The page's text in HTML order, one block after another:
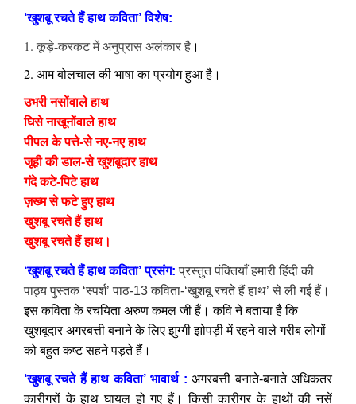
‘खुशबू रचते हैं हाथ कविता’ विशेष:
1. कूड़े-करकट में अनुप्रास अलंकार है ।
2. आम बोलचाल की भाषा का प्रयोग हुआ है।
उभरी नसोंवाले हाथ
घिसे नाखूनोंवाले हाथ
पीपल के पत्ते-से नए-नए हाथ
जूही की डाल-से खुशबूदार हाथ
गंदे कटे-पिटे हाथ
ज़ख्म से फटे हुए हाथ
खुशबू रचते हैं हाथ
खुशबू रचते हैं हाथ।
‘खुशबू रचते हैं हाथ कविता’ प्रसंग:प्रस्तुतपंक्तियाँ हमारी हिंदी की
पाठ्य पुस्तक ‘स्पर्श’ पाठ-13 कविता-‘खुशबू रचते हैं हाथ’ से ली गई हैं ।
इस कविता के रचयिता अरुण कमल जी हैं। कवि ने बताया है कि
खुशबूदार अगरबत्ती बनाने के लिए झुग्गी झोपड़ी में रहने वाले गरीब लोगों
को बहुत कष्ट सहने पड़ते हैं।
‘खुशबू रचते हैं हाथ कविता’ भावार्थ : अगरबत्ती बनाते-बनाते अधिकतर
कारीगरों के हाथ घायल हो गए हैं। किसी कारीगर के हाथों की नसें